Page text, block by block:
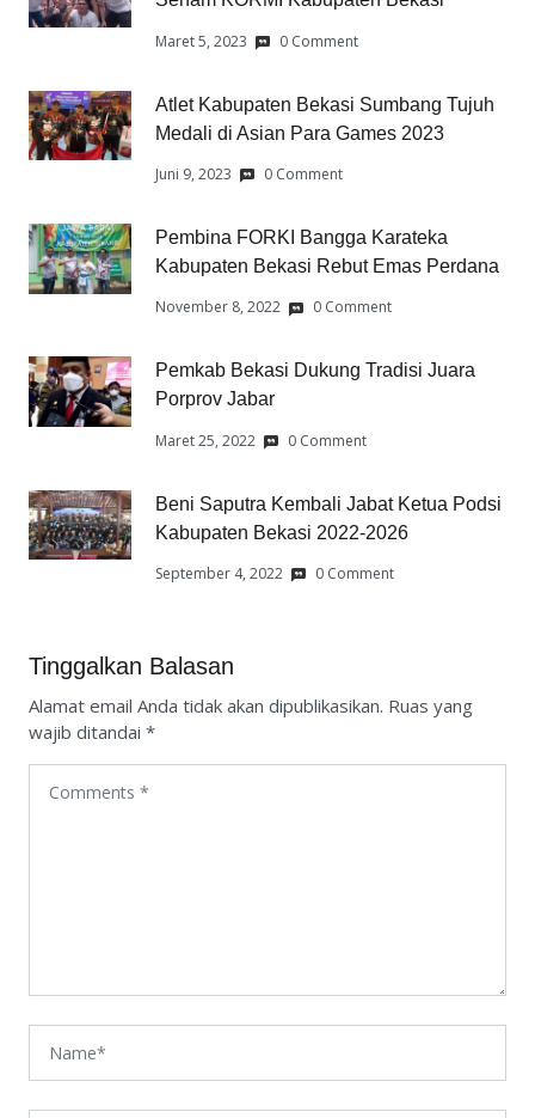
Maret 5, 2023 0 Comment
Atlet Kabupaten Bekasi Sumbang Tujuh
Medali di Asian Para Games 2023
Juni 9, 2023 0 Comment
Pembina FORKI Bangga Karateka
Kabupaten Bekasi Rebut Emas Perdana
November 8, 2022 0 Comment
Pemkab Bekasi Dukung Tradisi Juara
Porprov Jabar
Maret 25, 2022 0 Comment
Beni Saputra Kembali Jabat Ketua Podsi
Kabupaten Bekasi 2022-2026
September 4, 2022 0 Comment
Tinggalkan Balasan
Alamat email Anda tidak akan dipublikasikan. Ruas yang
wajib ditandai *